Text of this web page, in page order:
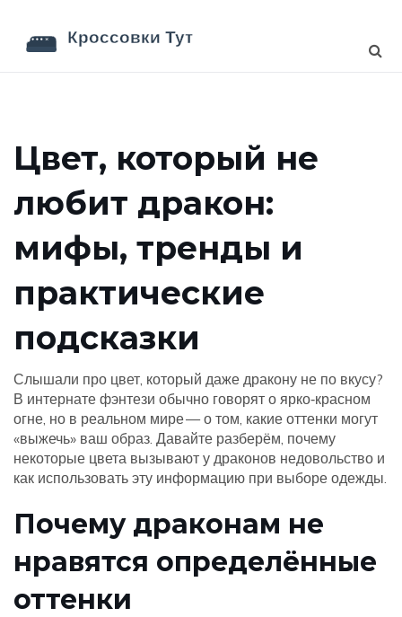
Цвет, который не
любит дракон:
мифы, тренды и
практические
подсказки
Слышали про цвет, который даже дракону не по вкусу?
В интернате фэнтези обычно говорят о ярко‑красном
огне, но в реальном мире — о том, какие оттенки могут
«выжечь» ваш образ. Давайте разберём, почему
некоторые цвета вызывают у драконов недовольство и
как использовать эту информацию при выборе одежды.
Почему драконам не
нравятся определённые
оттенки